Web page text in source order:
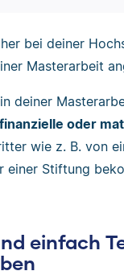
bei deiner
Masterarbeit
deiner
finanzielle oder
wie z. B. von
einer Stiftung
einfach